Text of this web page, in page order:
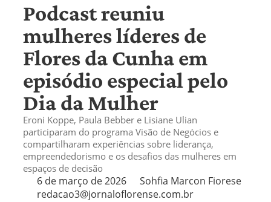
Podcast reuniu
mulheres líderes de
Flores da Cunha em
episódio especial pelo
Dia da Mulher
Eroni Koppe, Paula Bebber e Lisiane Ulian
participaram do programa Visão de Negócios e
compartilharam experiências sobre liderança,
empreendedorismo e os desafios das mulheres em
espaços de decisão
6 de março de 2026
Sohfia Marcon Fiorese
redacao3@jornaloflorense.com.br